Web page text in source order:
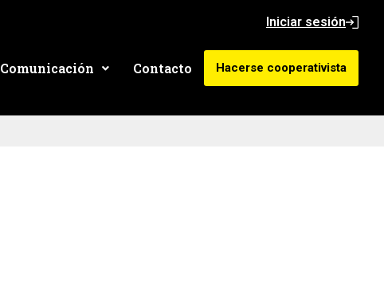
Iniciar sesión
Comunicación Contacto Hacerse cooperativista